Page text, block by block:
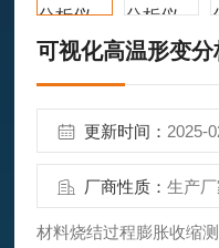
可视化高温形变分
更新时间： 2025-
厂商性质：生产
材料烧结过程膨胀收缩